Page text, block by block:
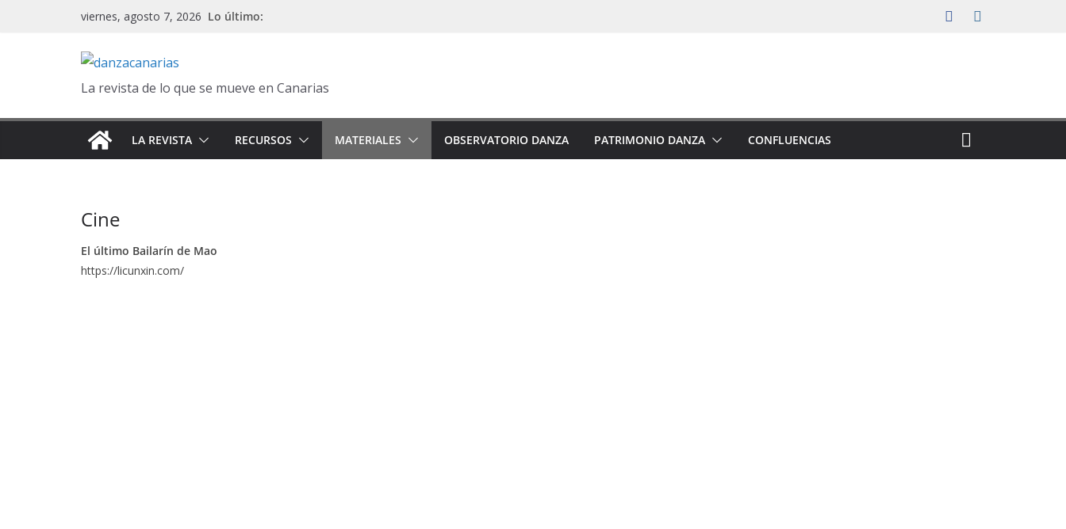
viernes, agosto 7, 2026 Lo último:
La revista de lo que se mueve en Canarias
LA REVISTA RECURSOS MATERIALES OBSERVATORIO DANZA PATRIMONIO DANZA CONFLUENCIAS
Cine
El último Bailarín de Mao
https://licunxin.com/